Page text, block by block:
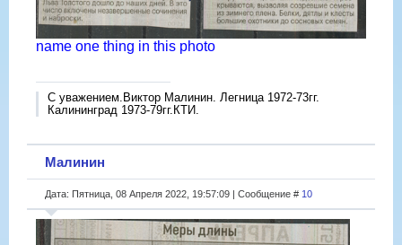
name one thing in this photo
С уважением.Виктор Малинин. Легница 1972-73гг.
Калининград 1973-79гг.КТИ.
Малинин
Дата: Пятница, 08 Апреля 2022, 19:57:09 | Сообщение # 10